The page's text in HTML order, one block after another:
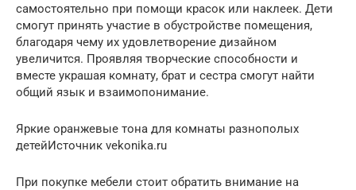
самостоятельно при помощи красок или наклеек. Дети
смогут принять участие в обустройстве помещения,
благодаря чему их удовлетворение дизайном
увеличится. Проявляя творческие способности и
вместе украшая комнату, брат и сестра смогут найти
общий язык и взаимопонимание.
Яркие оранжевые тона для комнаты разнополых
детейИсточник vekonika.ru
При покупке мебели стоит обратить внимание на